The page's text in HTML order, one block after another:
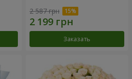
2 587 грн
Заказать